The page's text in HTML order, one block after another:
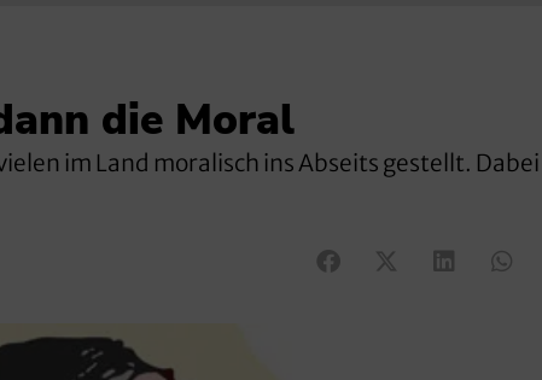
die Moral
im Land moralisch ins Abseits gestellt.